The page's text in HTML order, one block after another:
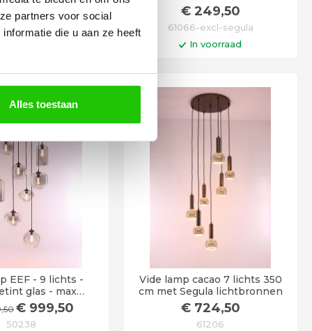
partners voor social
die u aan ze heeft
Alles toestaan
350cm
€999,50
50237
lichtbronnen
€249,50
61066-excl-segula
In voorraad
Op werkdagen voor 14:00 uur
besteld = vandaag verstuurd!
EEF - 9 lichts -
glas - max
350cm
,50 €999,50
50238
Vide lamp cacao 7 lichts 350
cm met Segula lichtbronnen
€724,50
61206